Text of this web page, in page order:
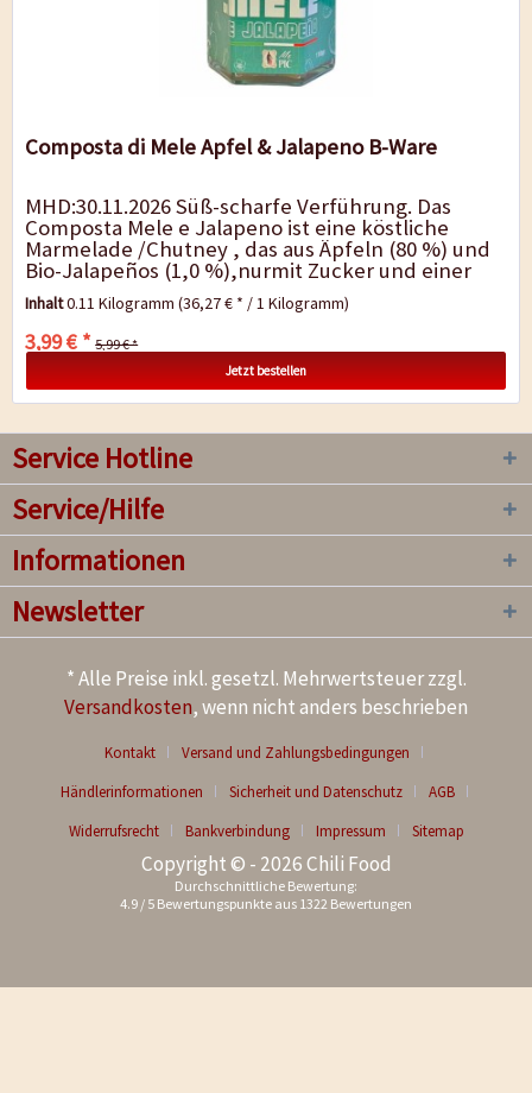
Composta di Mele Apfel & Jalapeno B-Ware
MHD:30.11.2026 Süß-scharfe Verführung. Das
Composta Mele e Jalapeno ist eine köstliche
Marmelade /Chutney , das aus Äpfeln (80 %) und
Bio-Jalapeños (1,0 %),nurmit Zucker und einer
Prise Salz...
Inhalt0.11 Kilogramm(36,27 € * / 1 Kilogramm)
3,99 € * 5,99 € *
Jetzt bestellen
Service Hotline
Service/Hilfe
Informationen
Newsletter
* Alle Preise inkl. gesetzl. Mehrwertsteuer zzgl.
Versandkosten, wenn nicht anders beschrieben
Kontakt
Versand und Zahlungsbedingungen
Händlerinformationen
Sicherheit und Datenschutz
AGB
Widerrufsrecht
Bankverbindung Impressum Sitemap
Copyright © - 2026 Chili Food
Durchschnittliche Bewertung:
4.9 / 5 Bewertungspunkte aus 1322 Bewertungen